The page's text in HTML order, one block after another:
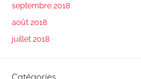
septembre 2018
août 2018
juillet 2018